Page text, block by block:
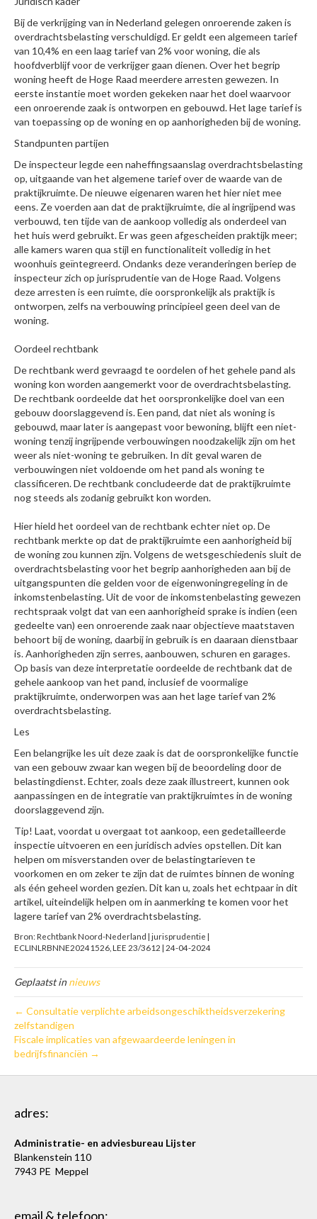
Bij de verkrijging van in Nederland gelegen onroerende zaken is
overdrachtsbelasting verschuldigd. Er geldt een algemeen tarief
van 10,4% en een laag tarief van 2% voor woning, die als
hoofdverblijf voor de verkrijger gaan dienen. Over het begrip
woning heeft de Hoge Raad meerdere arresten gewezen. In
eerste instantie moet worden gekeken naar het doel waarvoor
een onroerende zaak is ontworpen en gebouwd. Het lage tarief is
van toepassing op de woning en op aanhorigheden bij de woning.
Standpunten partijen
De inspecteur legde een naheffingsaanslag overdrachtsbelasting
op, uitgaande van het algemene tarief over de waarde van de
praktijkruimte. De nieuwe eigenaren waren het hier niet mee
eens. Ze voerden aan dat de praktijkruimte, die al ingrijpend was
verbouwd, ten tijde van de aankoop volledig als onderdeel van
het huis werd gebruikt. Er was geen afgescheiden praktijk meer;
alle kamers waren qua stijl en functionaliteit volledig in het
woonhuis geïntegreerd. Ondanks deze veranderingen beriep de
inspecteur zich op jurisprudentie van de Hoge Raad. Volgens
deze arresten is een ruimte, die oorspronkelijk als praktijk is
ontworpen, zelfs na verbouwing principieel geen deel van de
woning.
Oordeel rechtbank
De rechtbank werd gevraagd te oordelen of het gehele pand als
woning kon worden aangemerkt voor de overdrachtsbelasting.
De rechtbank oordeelde dat het oorspronkelijke doel van een
gebouw doorslaggevend is. Een pand, dat niet als woning is
gebouwd, maar later is aangepast voor bewoning, blijft een niet-
woning tenzij ingrijpende verbouwingen noodzakelijk zijn om het
weer als niet-woning te gebruiken. In dit geval waren de
verbouwingen niet voldoende om het pand als woning te
classificeren. De rechtbank concludeerde dat de praktijkruimte
nog steeds als zodanig gebruikt kon worden.
Hier hield het oordeel van de rechtbank echter niet op. De
rechtbank merkte op dat de praktijkruimte een aanhorigheid bij
de woning zou kunnen zijn. Volgens de wetsgeschiedenis sluit de
overdrachtsbelasting voor het begrip aanhorigheden aan bij de
uitgangspunten die gelden voor de eigenwoningregeling in de
inkomstenbelasting. Uit de voor de inkomstenbelasting gewezen
rechtspraak volgt dat van een aanhorigheid sprake is indien (een
gedeelte van) een onroerende zaak naar objectieve maatstaven
behoort bij de woning, daarbij in gebruik is en daaraan dienstbaar
is. Aanhorigheden zijn serres, aanbouwen, schuren en garages.
Op basis van deze interpretatie oordeelde de rechtbank dat de
gehele aankoop van het pand, inclusief de voormalige
praktijkruimte, onderworpen was aan het lage tarief van 2%
overdrachtsbelasting.
Les
Een belangrijke les uit deze zaak is dat de oorspronkelijke functie
van een gebouw zwaar kan wegen bij de beoordeling door de
belastingdienst. Echter, zoals deze zaak illustreert, kunnen ook
aanpassingen en de integratie van praktijkruimtes in de woning
doorslaggevend zijn.
Tip! Laat, voordat u overgaat tot aankoop, een gedetailleerde
inspectie uitvoeren en een juridisch advies opstellen. Dit kan
helpen om misverstanden over de belastingtarieven te
voorkomen en om zeker te zijn dat de ruimtes binnen de woning
als één geheel worden gezien. Dit kan u, zoals het echtpaar in dit
artikel, uiteindelijk helpen om in aanmerking te komen voor het
lagere tarief van 2% overdrachtsbelasting.
Bron: Rechtbank Noord-Nederland | jurisprudentie |
ECLINLRBNNE20241526, LEE 23/3612 | 24-04-2024
Geplaatst innieuws
← Consultatie verplichte arbeidsongeschiktheidsverzekering
zelfstandigen
Fiscale implicaties van afgewaardeerde leningen in
bedrijfsfinanciën →
adres:
Administratie- en adviesbureau Lijster
Blankenstein 110
7943 PE Meppel
email & telefoon: